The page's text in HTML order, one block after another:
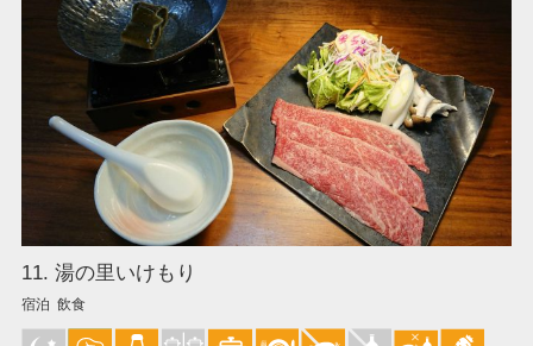
11. 湯の里いけもり
宿泊 飲食